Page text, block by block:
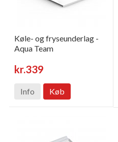
Køle- og fryseunderlag -
Aqua Team
kr.339
Info Køb